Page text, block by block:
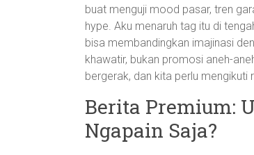
buat menguji mood pasar, tren
hype. Aku menaruh tag itu di
bisa membandingkan imajinasi
khawatir, bukan promosi aneh-
bergerak, dan kita perlu
Berita Premium:
Ngapain Saja?